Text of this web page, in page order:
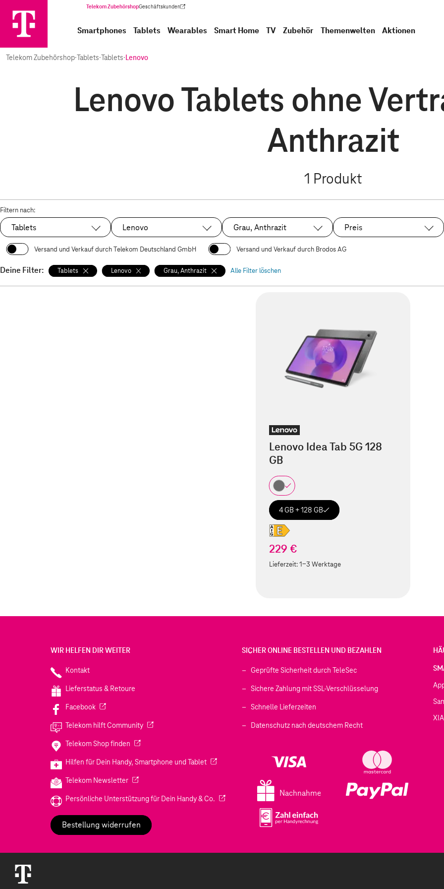
Telekom ZubehörshopGeschäftskunden
(Wird in einem neuen Tab geöffnet)
Smartphones Tablets Wearables Smart Home TV Zubehör Themenwelten Aktionen
Telekom Zubehörshop·Tablets·Tablets·Lenovo
Lenovo Tablets ohne
Anthrazit
1 Produkt
Filtern nach:
Ausgewählt:
Tablets Ausgewählt:
Lenovo Ausgewählt:
Grau, Anthrazit Preis
Versand und Verkauf durch Telekom Deutschland GmbH Versand und Verkauf durch Brodos AG
Deine Filter: Tablets Lenovo Grau, Anthrazit Alle Filter löschen
Lenovo Idea Tab 5G 128
GB
4 GB + 128 GB
229 €
Lieferzeit:1-3 Werktage
WIR HELFEN DIR WEITER
Kontakt
Lieferstatus & Retoure
Facebook(Wird in einem neuen Tab geöffnet)
Telekom hilft Community(Wird in einem neuen Tab geöffnet)
Telekom Shop finden (Wird in einem neuen Tab geöffnet)
Hilfen für Dein Handy, Smartphone und Tablet(Wird in einem neuen Tab geöffnet)
Telekom Newsletter(Wird in einem neuen Tab geöffnet)
Persönliche Unterstützung für Dein Handy & Co. (Wird in einem neuen Tab geöffnet)
Bestellung widerrufen
SICHER ONLINE BESTELLEN UND BEZAHLEN
Geprüfte Sicherheit durch TeleSec
Sichere Zahlung mit SSL-Verschlüsselung
Schnelle Lieferzeiten
Datenschutz nach deutschem Recht
Nachnahme